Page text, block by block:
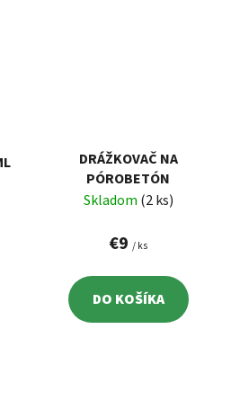
DRÁŽKOVAČ NA
PÓROBETÓN
Skladom (2 ks)
€9 / ks
DO KOŠÍKA